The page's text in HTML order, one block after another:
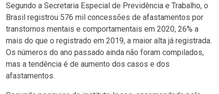
Segundo a Secretaria Especial de Previdência e Trabalho, o
Brasil registrou 576 mil concessões de afastamentos por
transtornos mentais e comportamentais em 2020, 26% a
mais do que o registrado em 2019, a maior alta já registrada.
Os números do ano passado ainda não foram compilados,
mas a tendência é de aumento dos casos e dos
afastamentos.